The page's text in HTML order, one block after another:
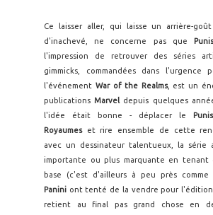
Ce laisser aller, qui laisse un arrière-
d'inachevé, ne concerne pas que
l'impression de retrouver des séries
gimmicks, commandées dans l'urgence
l'événement War of the Realms, est un
publicationsMarvel depuis quelques
l'idée était bonne - déplacer le
Royaumeset rire ensemble de cette
avec un dessinateur talentueux, la série
importante ou plus marquante en tenant
base (c'est d'ailleurs à peu près
Panini ont tenté de la vendre pour
retient au final pas grand chose en